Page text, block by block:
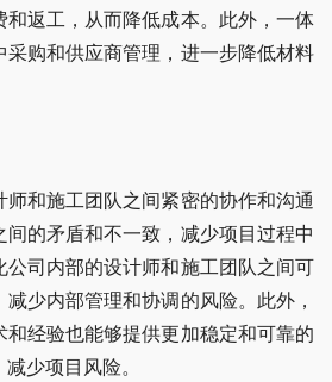
返工，从而降低成本。此外，一体
购和供应商管理，进一步降低材料
和施工团队之间紧密的协作和沟通
的矛盾和不一致，减少项目过程中
公司内部的设计师和施工团队之间可
少内部管理和协调的风险。此外，
经验也能够提供更加稳定和可靠的
少项目风险。